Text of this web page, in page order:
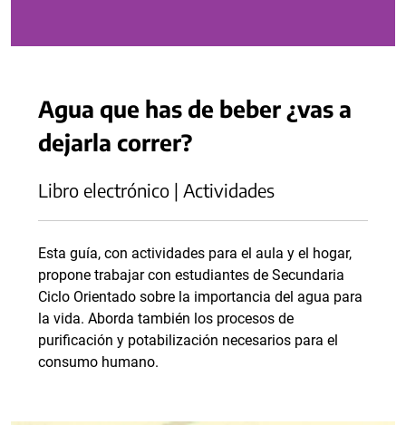
Agua que has de beber ¿vas a
dejarla correr?
Libro electrónico | Actividades
Esta guía, con actividades para el aula y el hogar,
propone trabajar con estudiantes de Secundaria
Ciclo Orientado sobre la importancia del agua para
la vida. Aborda también los procesos de
purificación y potabilización necesarios para el
consumo humano.